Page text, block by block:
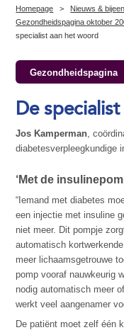
Homepage > Nieuws &
Gezondheidspagina oktober
specialist aan het woord
Gezondheidspagina
De
Jos Kamperman ,
diabetesverpleegkundige
‘Met de
“Iemand met diabetes
een injectie met insuline
niet meer. Dit pompje
automatisch
meer lichaamsgetrouwe
pomp vooraf nauwkeurig
nodig automatisch meer
werkt veel aangenamer
De patiënt moet zelf één